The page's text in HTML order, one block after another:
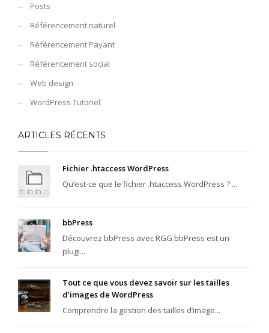
Posts
Référencement naturel
Référencement Payant
Référencement social
Web design
WordPress Tutoriel
ARTICLES RÉCENTS
Fichier .htaccess WordPress
Qu’est-ce que le fichier .htaccess WordPress ? ...
bbPress
Découvrez bbPress avec RGG bbPress est un
plugi...
Tout ce que vous devez savoir sur les tailles
d’images de WordPress
Comprendre la gestion des tailles d’image...